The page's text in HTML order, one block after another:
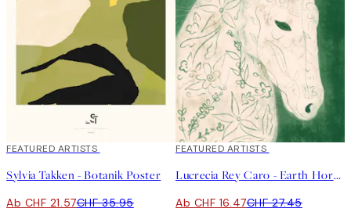
40%*
FEATURED ARTISTS
Sylvia Takken - Botanik Poster
Ab CHF 21.57CHF 35.95
40%*
FEATURED ARTISTS
Lucrecia Rey Caro - Earth Horse Poster
Ab CHF 16.47CHF 27.45